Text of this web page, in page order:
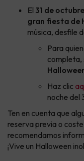
El 31 de octubre
gran fiesta de
música, desfile
Para
completa,
Haz clic
noche del
Ten en cuenta que
reserva previa o
recomendamos
¡Vive un Halloween